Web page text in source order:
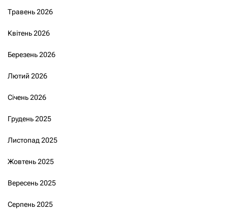
Травень 2026
Квітень 2026
Березень 2026
Лютий 2026
Січень 2026
Грудень 2025
Листопад 2025
Жовтень 2025
Вересень 2025
Серпень 2025